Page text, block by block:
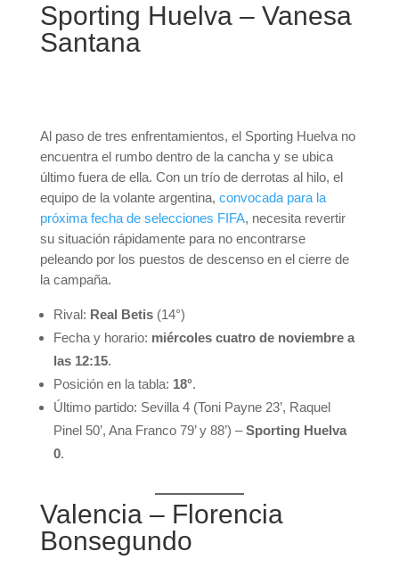
Sporting Huelva – Vanesa
Santana
Al paso de tres enfrentamientos, el Sporting Huelva no
encuentra el rumbo dentro de la cancha y se ubica
último fuera de ella. Con un trío de derrotas al hilo, el
equipo de la volante argentina, convocada para la
próxima fecha de selecciones FIFA, necesita revertir
su situación rápidamente para no encontrarse
peleando por los puestos de descenso en el cierre de
la campaña.
Rival: Real Betis(14°)
Fecha y horario: miércoles cuatro de noviembre a
las 12:15.
Posición en la tabla: 18°.
Último partido: Sevilla 4 (Toni Payne 23’, Raquel
Pinel 50’, Ana Franco 79’ y 88’) –Sporting Huelva
0.
Valencia – Florencia
Bonsegundo